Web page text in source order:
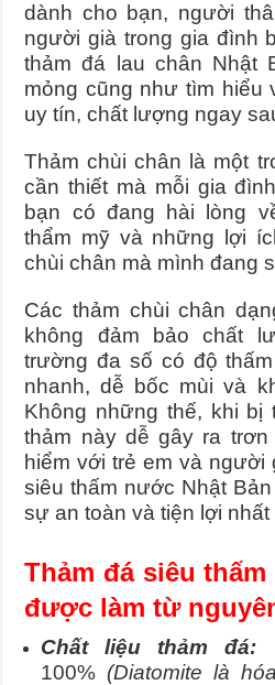
dành cho bạn, người
người già trong gia đình
thảm đá lau chân Nhật
mỏng cũng như tìm hiểu
uy tín, chất lượng ngay
Thảm chùi chân là một
cần thiết mà mỗi gia
bạn có đang hài lòng
thẩm mỹ và những lợi
chùi chân mà mình đang
Các thảm chùi chân
không đảm bảo chất
trường đa số có độ
nhanh, dễ bốc mùi và
Không những thế, khi bị
thảm này dễ gây ra
hiểm với trẻ em và người
siêu thấm nước Nhật
sự an toàn và tiện lợi
Thảm đá siêu
được làm từ
Chất liệu thảm đá:
100% (Diatomite là